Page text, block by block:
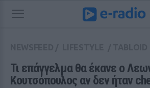
Τι επάγγελμα θα έκανε ο
Κουτσόπουλος αν δεν ήταν